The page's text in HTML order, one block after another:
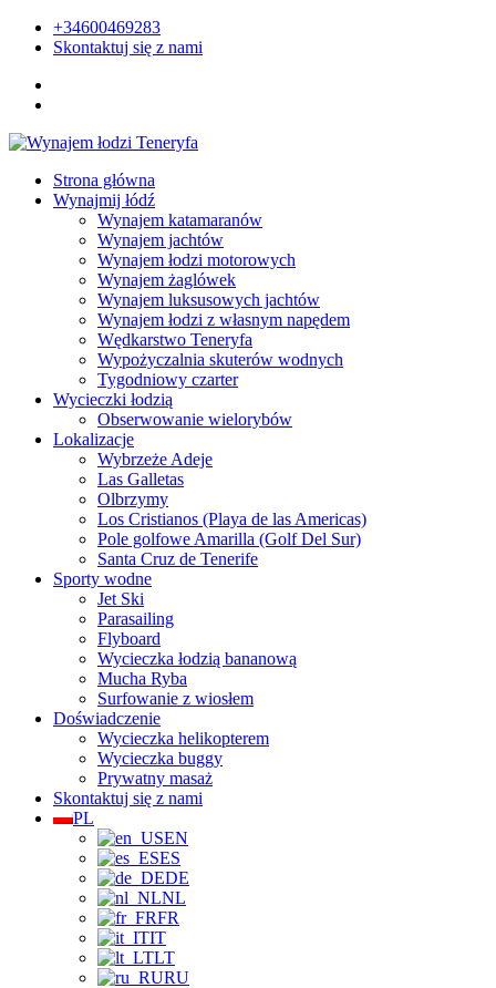
+34600469283
Skontaktuj się z nami
Strona główna
Wynajmij łódź
Wynajem katamaranów
Wynajem jachtów
Wynajem łodzi motorowych
Wynajem żaglówek
Wynajem luksusowych jachtów
Wynajem łodzi z własnym napędem
Wędkarstwo Teneryfa
Wypożyczalnia skuterów wodnych
Tygodniowy czarter
Wycieczki łodzią
Obserwowanie wielorybów
Lokalizacje
Wybrzeże Adeje
Las Galletas
Olbrzymy
Los Cristianos (Playa de las Americas)
Pole golfowe Amarilla (Golf Del Sur)
Santa Cruz de Tenerife
Sporty wodne
Jet Ski
Parasailing
Flyboard
Wycieczka łodzią bananową
Mucha Ryba
Surfowanie z wiosłem
Doświadczenie
Wycieczka helikopterem
Wycieczka buggy
Prywatny masaż
Skontaktuj się z nami
PL
EN
ES
DE
NL
FR
IT
LT
RU